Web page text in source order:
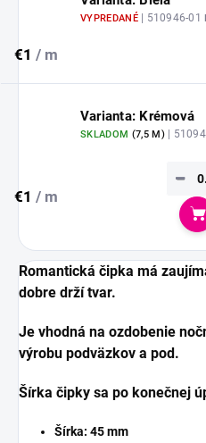
VYPREDANÉ | 510946-01
€1 / m
Varianta: Krémová
SKLADOM (7,5 M)|
€1 / m
−
Romantická čipka má
dobre drží tvar.
Je vhodná na ozdobenie
výrobu podväzkov a pod.
Šírka čipky sa po konečnej
Šírka: 45 mm